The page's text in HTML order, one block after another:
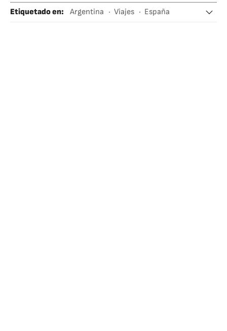
Etiquetado en: Argentina Viajes
España